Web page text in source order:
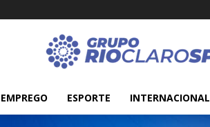
EMPREGO ESPORTE INTERNACIONAL